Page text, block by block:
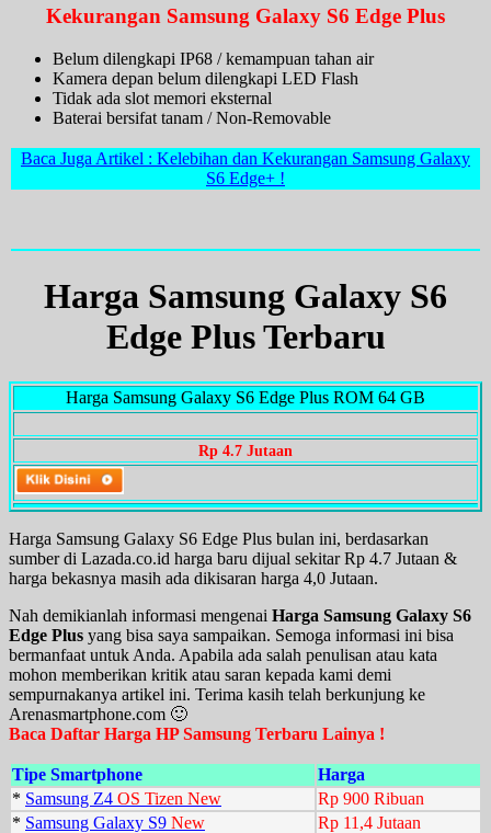
Kekurangan Samsung Galaxy S6 Edge Plus
Belum dilengkapi IP68 / kemampuan tahan air
Kamera depan belum dilengkapi LED Flash
Tidak ada slot memori eksternal
Baterai bersifat tanam / Non-Removable
Baca Juga Artikel : Kelebihan dan Kekurangan Samsung Galaxy
S6 Edge+ !
Harga Samsung Galaxy S6
Edge Plus Terbaru
Harga Samsung Galaxy S6 Edge Plus ROM 64 GB
Rp 4.7 Jutaan
Harga Samsung Galaxy S6 Edge Plus bulan ini, berdasarkan
sumber di Lazada.co.id harga baru dijual sekitar Rp 4.7 Jutaan &
harga bekasnya masih ada dikisaran harga 4,0 Jutaan.
Nah demikianlah informasi mengenai Harga Samsung Galaxy S6
Edge Plus yang bisa saya sampaikan. Semoga informasi ini bisa
bermanfaat untuk Anda. Apabila ada salah penulisan atau kata
mohon memberikan kritik atau saran kepada kami demi
sempurnakanya artikel ini. Terima kasih telah berkunjung ke
Arenasmartphone.com 🙂
Baca Daftar Harga HP Samsung Terbaru Lainya !
Tipe Smartphone
Harga
* Samsung Z4 OS Tizen New
Rp 900 Ribuan
* Samsung Galaxy S9 New
Rp 11,4 Jutaan